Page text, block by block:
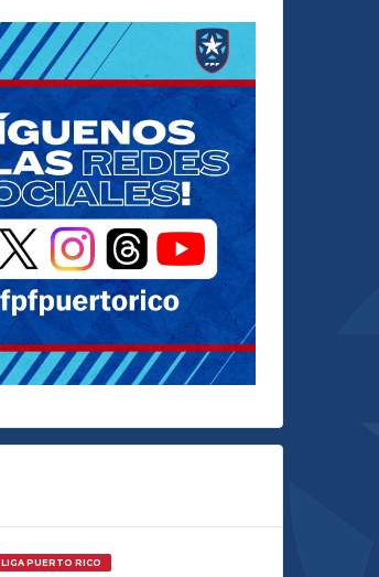
LIGA PUERTO RICO